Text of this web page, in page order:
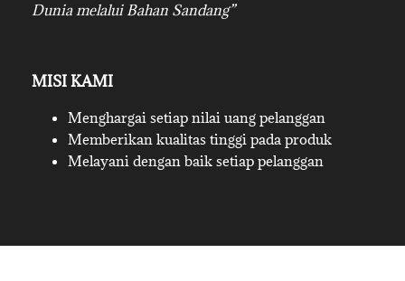
Dunia melalui Bahan Sandang”
MISI KAMI
Menghargai setiap nilai uang pelanggan
Memberikan kualitas tinggi pada produk
Melayani dengan baik setiap pelanggan